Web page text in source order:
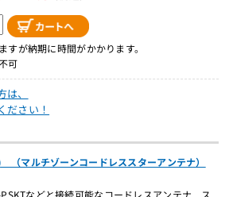
すが納期に時間がかかります。
可
、
ださい！
マルチゾーンコードレススターアンテナ）
PSKTなどと接続可能なコードレスアンテナ ス